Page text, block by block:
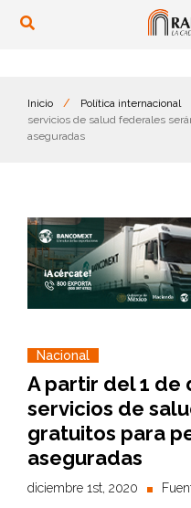
Inicio / Política internacional
servicios de salud federales
aseguradas
Nacional
A partir del 1 de
servicios de
gratuitos para
aseguradas
diciembre 1st, 2020